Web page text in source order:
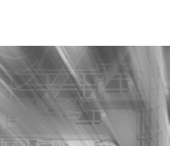
Reputatie & crisis